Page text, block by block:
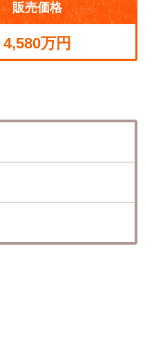
販売価格
4,580万円